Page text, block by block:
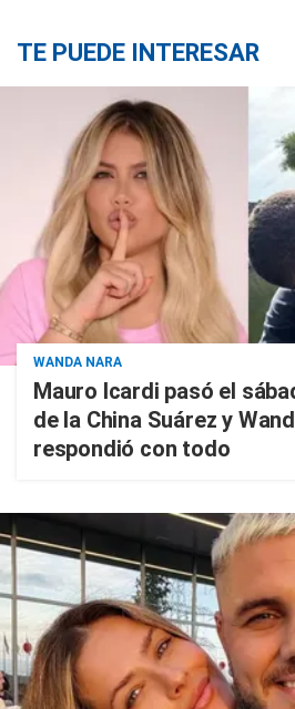
TE PUEDE INTERESAR
WANDA NARA
Mauro Icardi pasó el
de la China Suárez y
respondió con todo